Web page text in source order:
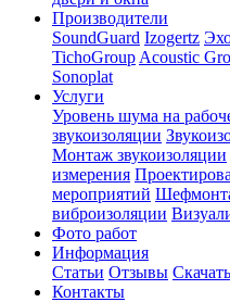
Производители
SoundGuard Izogertz
TichoGroup Acoustic
Sonoplat
Услуги
Уровень шума на
звукоизоляции
Монтаж звукоизоляции
измерения
мероприятий
виброизоляции
Фото работ
Информация
Статьи Отзывы
Контакты